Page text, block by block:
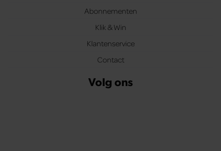
Abonnementen
Klik & Win
Klantenservice
Contact
Volg ons